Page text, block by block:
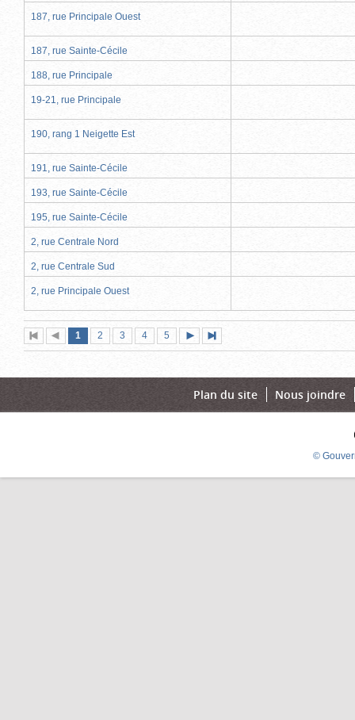
187, rue Principale Ouest
187, rue Sainte-Cécile
188, rue Principale
19-21, rue Principale
190, rang 1 Neigette Est
191, rue Sainte-Cécile
193, rue Sainte-Cécile
195, rue Sainte-Cécile
2, rue Centrale Nord
2, rue Centrale Sud
2, rue Principale Ouest
Première
page
Page
précédente
Page
1 (page
actuelle)
Page
2 Page
3 Page
4 Page
5
suivante
page
Plan du site Nous joindre
©